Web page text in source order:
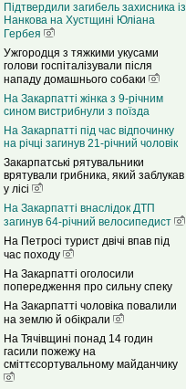
Підтвердили загибель захисника із
Нанкова на Хустщині Юліана
Гербея
Ужгородця з тяжкими укусами
голови госпіталізували після
нападу домашнього собаки
На Закарпатті жінка з 9-річним
сином вистрибнули з поїзда
На Закарпатті під час відпочинку
на річці загинув 21-річний чоловік
Закарпатські рятувальники
врятували грибника, який заблукав
у лісі
На Закарпатті внаслідок ДТП
загинув 64-річний велосипедист
На Петросі турист двічі впав під
час походу
На Закарпатті оголосили
попередження про сильну спеку
На Закарпатті чоловіка повалили
на землю й обікрали
На Тячівщині понад 14 годин
гасили пожежу на
сміттєсортувальному майданчику